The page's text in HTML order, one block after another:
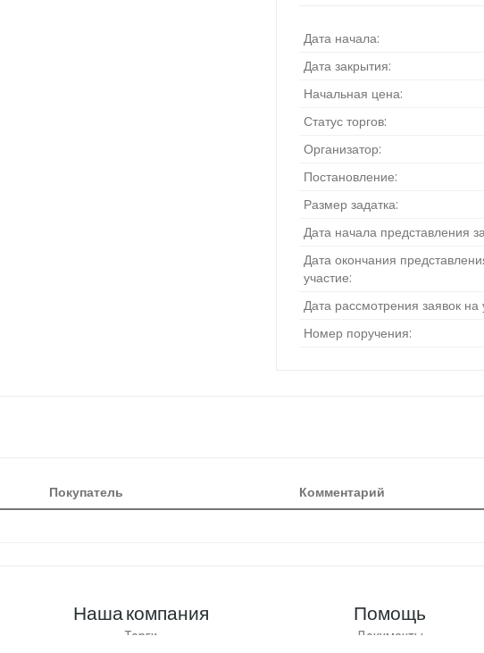
Дата начала:
Дата закрытия:
Начальная цена:
Статус торгов:
Организатор:
Постановление:
Размер задатка:
Дата начала представления
Дата окончания
участие:
Дата рассмотрения заявок на
Номер поручения:
Покупатель Комментарий
Наша компания
Торги
Помощь
Документы